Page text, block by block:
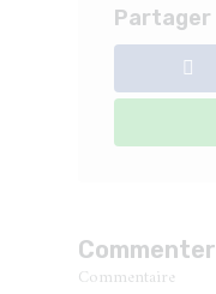
Partager
Commenter
Commentaire